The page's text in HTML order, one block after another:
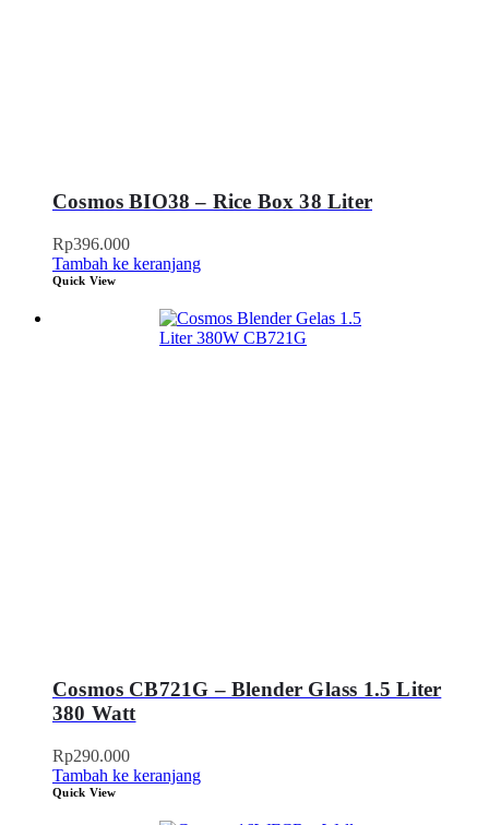
Cosmos BIO38 – Rice Box 38 Liter
Rp396.000
Tambah ke keranjang
Quick View
Cosmos CB721G – Blender Glass 1.5 Liter
380 Watt
Rp290.000
Tambah ke keranjang
Quick View